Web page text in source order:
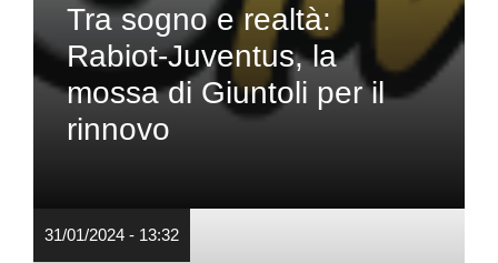
Tra sogno e realtà:
Rabiot-Juventus, la
mossa di Giuntoli per il
rinnovo
31/01/2024 - 13:32